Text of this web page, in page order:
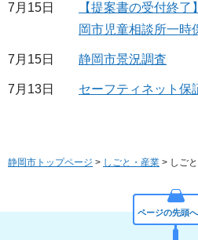
7月15日
【提案書の受付終
岡市児童相談所一時
7月15日 静岡市景況調査
7月13日 セーフティネット保
静岡市トップページ > しごと・産業 > しご
ページの先頭